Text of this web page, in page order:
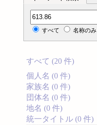
分類記号検索
すべて 名称のみ
すべて (20 件)
個人名 (0 件)
家族名 (0 件)
団体名 (0 件)
地名 (0 件)
統一タイトル (0 件)